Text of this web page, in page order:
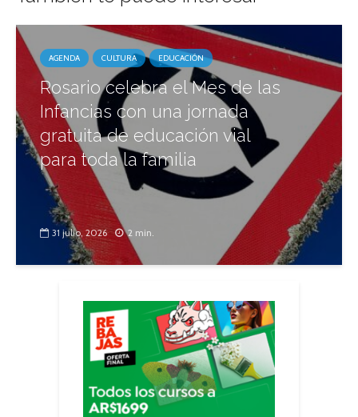
AGENDA CULTURA EDUCACIÓN
Rosario celebra el Mes de las
Infancias con una jornada
gratuita de educación vial
para toda la familia
31 julio, 2026 2 min.